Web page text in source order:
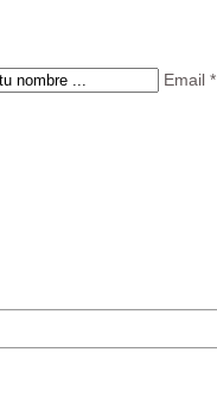
Email *